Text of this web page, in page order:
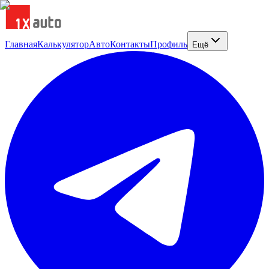
ГлавнаяКалькуляторАвтоКонтактыПрофиль Ещё